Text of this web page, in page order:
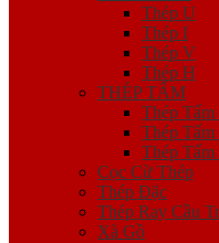
Thép U
Thép I
Thép V
Thép H
THÉP TẤM
Thép Tấm
Thép Tấm
Thép
Cọc Cừ Thép
Thép Đặc
Thép Ray Cầu
Xà Gồ